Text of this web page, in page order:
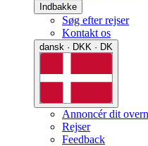
Indbakke
Søg efter rejser
Kontakt os
dansk · DKK · DK
Annoncér dit
Rejser
Feedback